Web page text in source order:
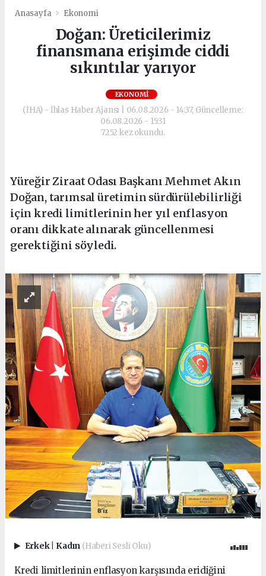
Anasayfa Ekonomi
Doğan: Üreticilerimiz
finansmana erişimde ciddi
sıkıntılar yarıyor
EKONOMI
(İHA) - İhlas Haber Ajansı | 06.08.2026 - 14:37, Güncelleme:
06.08.2026 - 15:31
7252 kez okundu.
Yüreğir Ziraat Odası Başkanı Mehmet Akın
Doğan, tarımsal üretimin sürdürülebilirliği
için kredi limitlerinin her yıl enflasyon
oranı dikkate alınarak güncellenmesi
gerektiğini söyledi.
Erkek Kadın (Haberi Sesli Oku)
Kredi limitlerinin enflasyon karşısında eridiğini